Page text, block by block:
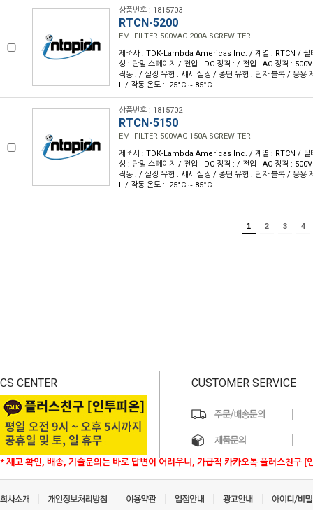
상품번호 : 1815703
RTCN-5200
EMI FILTER 500VAC 200A SCREW TER
제조사 : TDK-Lambda Americas Inc. / 계열 : RTCN / 필
성 : 단일 스테이지 / 전압 - DC 정격 : / 전압 - AC 정격 :
작동 : / 실장 유형 : 섀시 실장 / 종단 유형 : 단자 블록 / 응용
L / 작동 온도 : -25°C ~ 85°C
상품번호 : 1815702
RTCN-5150
EMI FILTER 500VAC 150A SCREW TER
제조사 : TDK-Lambda Americas Inc. / 계열 : RTCN / 필
성 : 단일 스테이지 / 전압 - DC 정격 : / 전압 - AC 정격 :
작동 : / 실장 유형 : 섀시 실장 / 종단 유형 : 단자 블록 / 응용
L / 작동 온도 : -25°C ~ 85°C
1 2 3 4
CS CENTER
* 재고 확인, 배송, 기술문의는 바로 답변이 어려우니, 가급적 카카오톡 플러스친구 [
CUSTOMER SERVICE